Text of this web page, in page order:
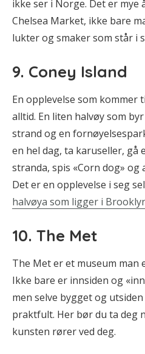
ikke ser i Norge. Det er mye
Chelsea Market, ikke bare
lukter og smaker som står i
9. Coney Island
En opplevelse som kommer
alltid. En liten halvøy som
strand og en
en hel dag, ta karuseller, gå
stranda, spis «Corn dog»
Det er en opplevelse i seg
halvøya som ligger i
10. The Met
The Met er et museum man
Ikke bare er innsiden og
men selve bygget og
praktfult. Her bør du ta deg
kunsten rører ved deg.